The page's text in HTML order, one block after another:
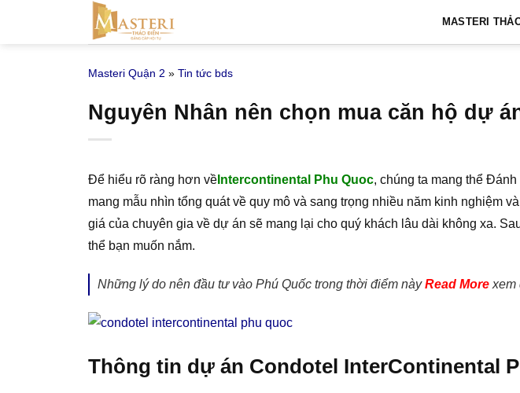
MASTERI
Masteri Quận 2 » Tin tức bds
Nguyên Nhân nên chọn mua căn hộ dự
Để hiểu rõ ràng hơn về Intercontinental Phu Quoc, chúng ta mang thể
mang mẫu nhìn tổng quát về quy mô và sang trọng nhiều năm kinh nghiệm
giá của chuyên gia về dự án sẽ mang lại cho quý khách lâu dài không xa.
thể bạn muốn nắm.
Những lý do nên đầu tư vào Phú Quốc trong thời điểm nàyRead More xem
Thông tin dự án Condotel InterContinental